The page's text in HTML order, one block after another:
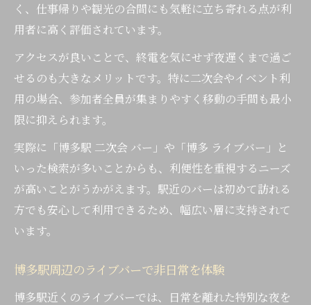
く、仕事帰りや観光の合間にも気軽に立ち寄れる点が利
用者に高く評価されています。
アクセスが良いことで、終電を気にせず夜遅くまで過ご
せるのも大きなメリットです。特に二次会やイベント利
用の場合、参加者全員が集まりやすく移動の手間も最小
限に抑えられます。
実際に「博多駅 二次会 バー」や「博多 ライブバー」と
いった検索が多いことからも、利便性を重視するニーズ
が高いことがうかがえます。駅近のバーは初めて訪れる
方でも安心して利用できるため、幅広い層に支持されて
います。
博多駅周辺のライブバーで非日常を体験
博多駅近くのライブバーでは、日常を離れた特別な夜を